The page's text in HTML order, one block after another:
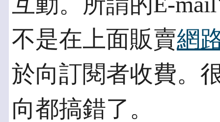
不是在上面販賣網
於向訂閱者收費。
向都搞錯了。